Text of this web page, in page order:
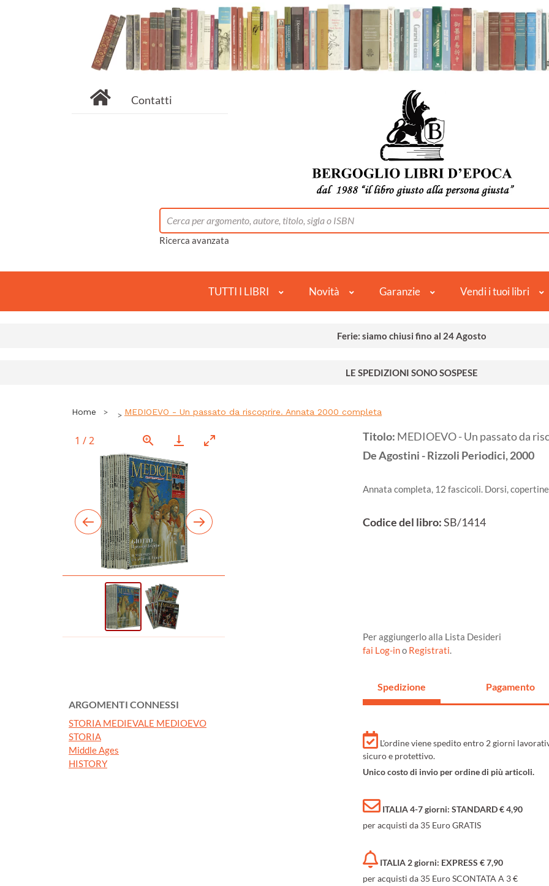
Contatti
Ricerca avanzata
TUTTI I LIBRI Novità Garanzie Vendi i tuoi libri
Ferie: siamo chiusi fino al 24 Agosto
LE SPEDIZIONI SONO SOSPESE
Home MEDIOEVO - Un passato da riscoprire. Annata 2000 completa
1 /2
ARGOMENTI CONNESSI
STORIA MEDIEVALE MEDIOEVO
STORIA
Middle Ages
HISTORY
Titolo: MEDIOEVO - Un passato da
De Agostini - Rizzoli Periodici,2000
Annata completa, 12 fascicoli. Dorsi,
Codice del libro:SB/1414
Per aggiungerlo alla Lista Desideri
fai Log-ino Registrati.
Spedizione Pagamento
L'ordine viene spedito entro 2 giorni
sicuro e protettivo.
Unico costo di invio per ordine di più articoli.
ITALIA 4-7 giorni: STANDARD € 4,90
per acquisti da 35 Euro GRATIS
ITALIA 2 giorni: EXPRESS € 7,90
per acquisti da 35 Euro SCONTATA A 3 €